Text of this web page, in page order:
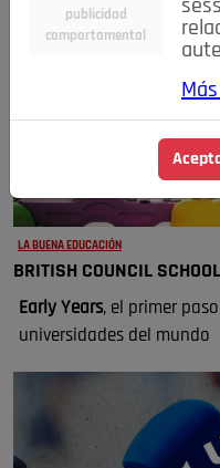
LA BUENA EDUCACIÓN
BRITISH COUNCIL SCHOOL
Early Years, el primer
universidades del mundo
publicidad
comportamental